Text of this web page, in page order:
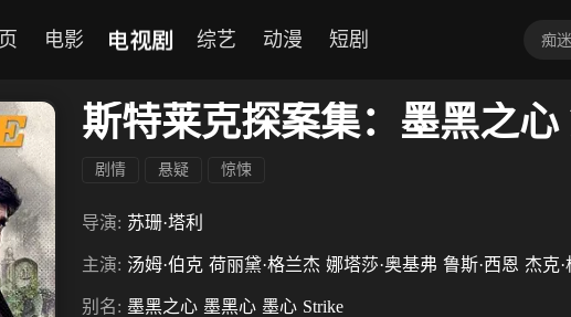
电影 电视剧 综艺 动漫 短剧
斯特莱克探案集：墨黑之心
剧情 悬疑 惊悚
导演: 苏珊·塔利
主演: 汤姆·伯克 荷丽黛·格兰杰 娜塔莎·奥基弗 鲁斯·西恩 杰克·
别名: 墨黑之心 墨黑心 墨心 Strike